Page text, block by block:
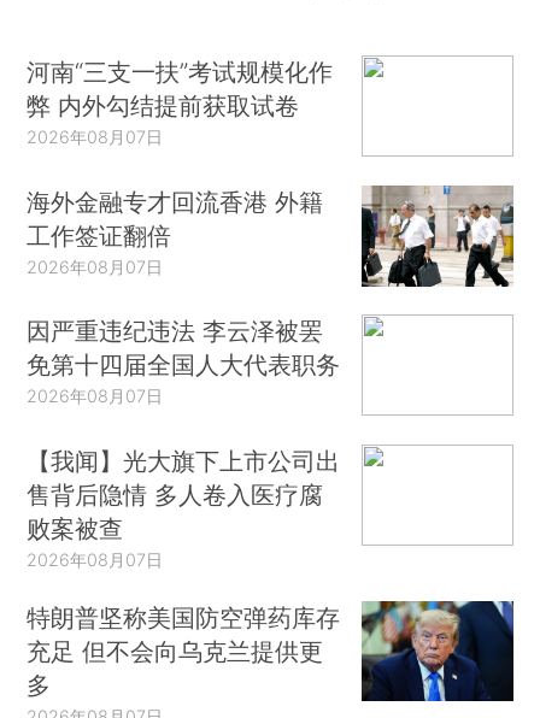
河南“三支一扶”考试规模化作
弊 内外勾结提前获取试卷
2026年08月07日
海外金融专才回流香港 外籍
工作签证翻倍
2026年08月07日
因严重违纪违法 李云泽被罢
免第十四届全国人大代表职务
2026年08月07日
【我闻】光大旗下上市公司出
售背后隐情 多人卷入医疗腐
败案被查
2026年08月07日
特朗普坚称美国防空弹药库存
充足 但不会向乌克兰提供更
多